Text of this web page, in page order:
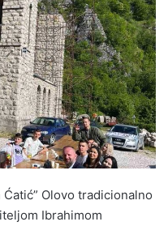
Olovo tradicionalno
Ibrahimom